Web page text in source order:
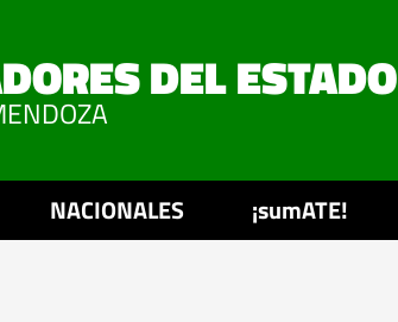
DEL ESTADO
NACIONALES ¡sumATE!